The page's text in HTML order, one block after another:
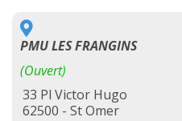
PMU LES FRANGINS
(Ouvert)
33 Pl Victor Hugo
62500 - St Omer